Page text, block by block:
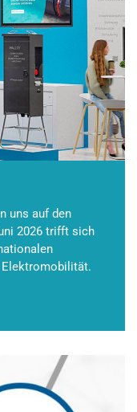
uns auf den
2026 trifft sich
Elektromobilität.